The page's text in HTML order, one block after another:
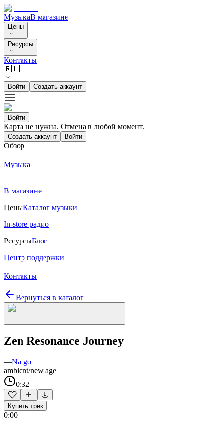
МузыкаВ магазине
Цены
Ресурсы
Контакты
🇷🇺
Войти Создать аккаунт
Войти
Карта не нужна. Отмена в любой момент.
Создать аккаунт Войти
Обзор
Музыка
В магазине
ЦеныКаталог музыки
In-store радио
РесурсыБлог
Центр поддержки
Контакты
Вернуться в каталог
Zen Resonance Journey
—Nargo
ambient/new age
0:32
Купить трек
0:00